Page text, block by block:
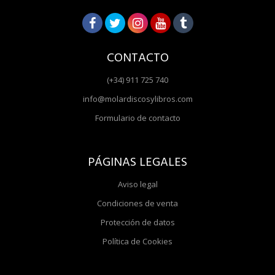
CONTACTO
(+34) 911 725 740
info@molardiscosylibros.com
Formulario de contacto
PÁGINAS LEGALES
Aviso legal
Condiciones de venta
Protección de datos
Política de Cookies